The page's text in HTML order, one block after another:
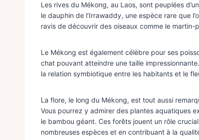
Les rives du Mékong, au Laos, sont peuplées
le dauphin de l’Irrawaddy, une espèce rare que
ravis de découvrir des oiseaux comme le martin-
Le Mékong est également célèbre pour ses
chat pouvant atteindre une taille
la relation symbiotique entre les habitants et le
La flore, le long du Mékong, est tout aussi
Vous pourrez y admirer des plantes aquatiques
le bambou géant. Ces forêts jouent un rôle
nombreuses espèces et en contribuant à la